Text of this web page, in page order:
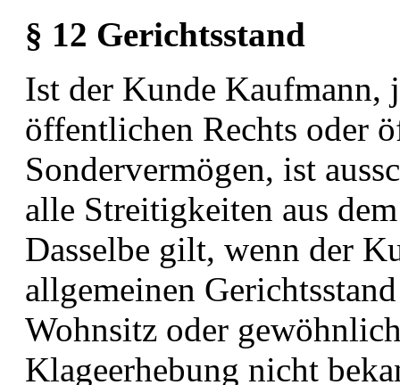
§ 12 Gerichtsstand
Ist der Kunde Kaufmann,
öffentlichen Rechts oder
Sondervermögen, ist
alle Streitigkeiten aus
Dasselbe gilt, wenn der
allgemeinen
Wohnsitz oder
Klageerhebung nicht